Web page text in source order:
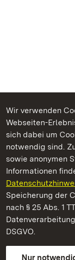
Wir verwenden
Webseiten-
sich dabei um
notwendig sind.
sowie anonymen
Informationen
Speicherung der
nach § 25 Abs. 1
DSGVO.
Nur
Kommen.
Schloss Solitude
Staatliche
Kontakt
Gebärdensprache
Erklärung zur